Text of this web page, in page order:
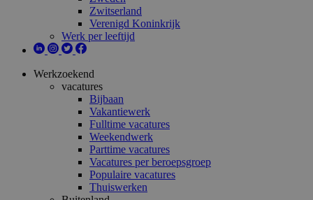
Zwitserland
Verenigd Koninkrijk
Werk per leeftijd
Werkzoekend
vacatures
Bijbaan
Vakantiewerk
Fulltime vacatures
Weekendwerk
Parttime vacatures
Vacatures per beroepsgroep
Populaire vacatures
Thuiswerken